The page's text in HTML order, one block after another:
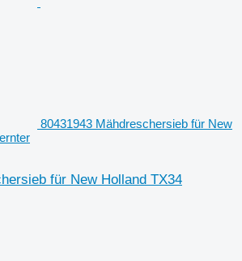
80431943 Mähdreschersieb für New
für New Holland TX34